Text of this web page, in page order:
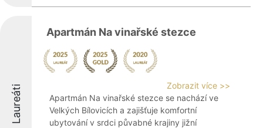
Laureáti
Apartmán Na vinařské stezce
Zobrazit více >>
Apartmán Na vinařské stezce se nachází ve
Velkých Bílovicích a zajišťuje komfortní
ubytování v srdci půvabné krajiny jižní